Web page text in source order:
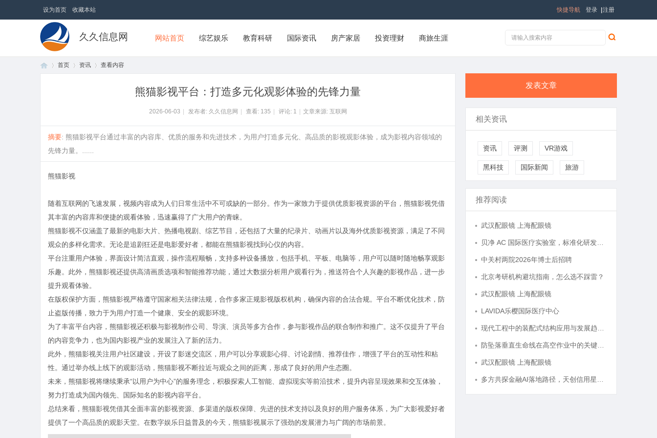
设为首页 收藏本站 登录 注册
快捷导航
久久信息网 网站首页 综艺娱乐 教育科研 国际资讯 房产家居 投资理财 商旅生涯
首页 资讯 查看内容
熊猫影视平台：打造多元化观影体验的先锋力量
2026-06-03 发布者: 久久信息网 查看: 135 评论: 1 文章来源: 互联网
摘要: 熊猫影视平台通过丰富的内容库、优质的服务和先进技术，为用户打造多元化、高品质的影视观影体验，成为影视内容领域的
先锋力量。......
熊猫影视
随着互联网的飞速发展，视频内容成为人们日常生活中不可或缺的一部分。作为一家致力于提供优质影视资源的平台，熊猫影视凭借
其丰富的内容库和便捷的观看体验，迅速赢得了广大用户的青睐。
熊猫影视不仅涵盖了最新的电影大片、热播电视剧、综艺节目，还包括了大量的纪录片、动画片以及海外优质影视资源，满足了不同
观众的多样化需求。无论是追剧狂还是电影爱好者，都能在熊猫影视找到心仪的内容。
平台注重用户体验，界面设计简洁直观，操作流程顺畅，支持多种设备播放，包括手机、平板、电脑等，用户可以随时随地畅享观影
乐趣。此外，熊猫影视还提供高清画质选项和智能推荐功能，通过大数据分析用户观看行为，推送符合个人兴趣的影视作品，进一步
提升观看体验。
在版权保护方面，熊猫影视严格遵守国家相关法律法规，合作多家正规影视版权机构，确保内容的合法合规。平台不断优化技术，防
止盗版传播，致力于为用户打造一个健康、安全的观影环境。
为了丰富平台内容，熊猫影视还积极与影视制作公司、导演、演员等多方合作，参与影视作品的联合制作和推广。这不仅提升了平台
的内容竞争力，也为国内影视产业的发展注入了新的活力。
此外，熊猫影视关注用户社区建设，开设了影迷交流区，用户可以分享观影心得、讨论剧情、推荐佳作，增强了平台的互动性和粘
性。通过举办线上线下的观影活动，熊猫影视不断拉近与观众之间的距离，形成了良好的用户生态圈。
未来，熊猫影视将继续秉承“以用户为中心”的服务理念，积极探索人工智能、虚拟现实等前沿技术，提升内容呈现效果和交互体验，
努力打造成为国内领先、国际知名的影视内容平台。
总结来看，熊猫影视凭借其全面丰富的影视资源、多渠道的版权保障、先进的技术支持以及良好的用户服务体系，为广大影视爱好者
提供了一个高品质的观影天堂。在数字娱乐日益普及的今天，熊猫影视展示了强劲的发展潜力与广阔的市场前景。
发表文章
相关资讯
资讯 评测 VR游戏
黑科技 国际新闻 旅游
推荐阅读
武汉配眼镜 上海配眼镜
中关村两院2026年博士后招聘
北京考研机构避坑指南，怎么选不踩雷？
武汉配眼镜 上海配眼镜
LAVIDA乐樱国际医疗中心
武汉配眼镜 上海配眼镜